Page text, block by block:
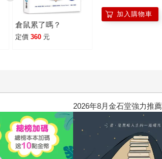
倉鼠累了嗎？
定價 360 元
加入購物車
2026年8月金石堂強力推薦